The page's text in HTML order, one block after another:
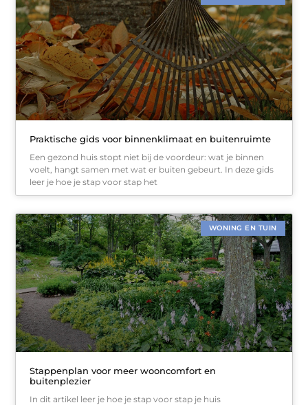
Praktische gids voor binnenklimaat en buitenruimte
Een gezond huis stopt niet bij de voordeur: wat je binnen
voelt, hangt samen met wat er buiten gebeurt. In deze gids
leer je hoe je stap voor stap het
WONING EN TUIN
Stappenplan voor meer wooncomfort en
buitenplezier
In dit artikel leer je hoe je stap voor stap je huis